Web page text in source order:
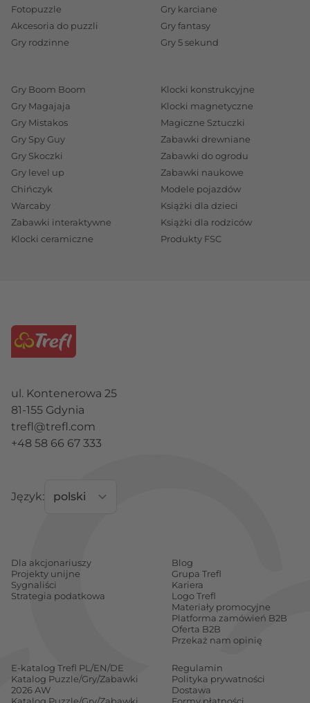
mieć pewność, że dokładasz starań, aby zapewnić
pociechom adekwatne bodźce oraz aktywności
charakterystyczne dla danego wieku rozwojowego.
ich regularnym rozwoju poznawczym i ruchowym,
angażuj swoje dzieci również w kompletowanie
poszczególnych scen znanych z Hogwartu,
Wystarczy zamówić w Treflowym sklepie specjalne
wydanie układanek z Harrym Potterem i wczuć się
w czarodziejską atmosferę tej kategorii puzzli.
Wśród puzzli dedykowanych najmłodszym fanom
czarodziejów z Hogwartu polecamy Twojej uwadze
układankę Harry Potter i przyjaciele
starszym fanom filmowej magii (wiek 10+) polecamy
panoramiczną układankę
obrazek od Trefla i przekonaj się, że nasze układanki
cechują się wysoką jakością, nasyceniem kolorów
oraz znacznym bezpieczeństwem w zakresie
elementów pokryto ekologicznymi farbami
Wśród zestawów rekomendowanych dorosłym
hobbystom polecamy przede wszystkim dwa
produkty w wersji 3w1 z Harrym w roli głównej. W
naszym sklepie znajdziesz ciekawą układankę
Harry Potter 3w1 Ron, Hermiona, Harry oraz
interesujący zestaw pod nazwąPuzzle Harry
Potter 3w1 Turniej, Quidditch
Fotopuzzle
Akcesoria do puzzli
Gry rodzinne
Gry karciane
Gry fantasy
Gry 5 sekund
Gry Boom Boom
Gry Magajaja
Gry Mistakos
Gry Spy Guy
Gry Skoczki
Gry level up
Chińczyk
Warcaby
Zabawki interaktywne
Klocki ceramiczne
Klocki konstrukcyjne
Klocki magnetyczne
Magiczne Sztuczki
Zabawki drewniane
Zabawki do ogrodu
Zabawki naukowe
Modele pojazdów
Książki dla dzieci
Książki dla rodziców
Produkty FSC
ul. Kontenerowa 25
81-155 Gdynia
trefl@trefl.com
+48 58 66 67 333
Język:
Dla akcjonariuszy
Projekty unijne
Sygnaliści
Strategia podatkowa
Blog
Grupa Trefl
Kariera
Logo Trefl
Materiały promocyjne
Platforma zamówień B2B
Oferta B2B
Przekaż nam opinię
E-katalog Trefl PL/EN/DE
Katalog Puzzle/Gry/Zabawki
2026 AW
Regulamin
Polityka prywatności
Dostawa